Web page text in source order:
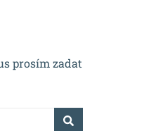
prosím zadat